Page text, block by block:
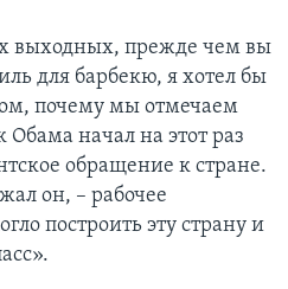
выходных, прежде чем вы
для барбекю, я хотел бы
почему мы отмечаем
Обама начал на этот раз
обращение к стране.
он, – рабочее
построить эту страну и